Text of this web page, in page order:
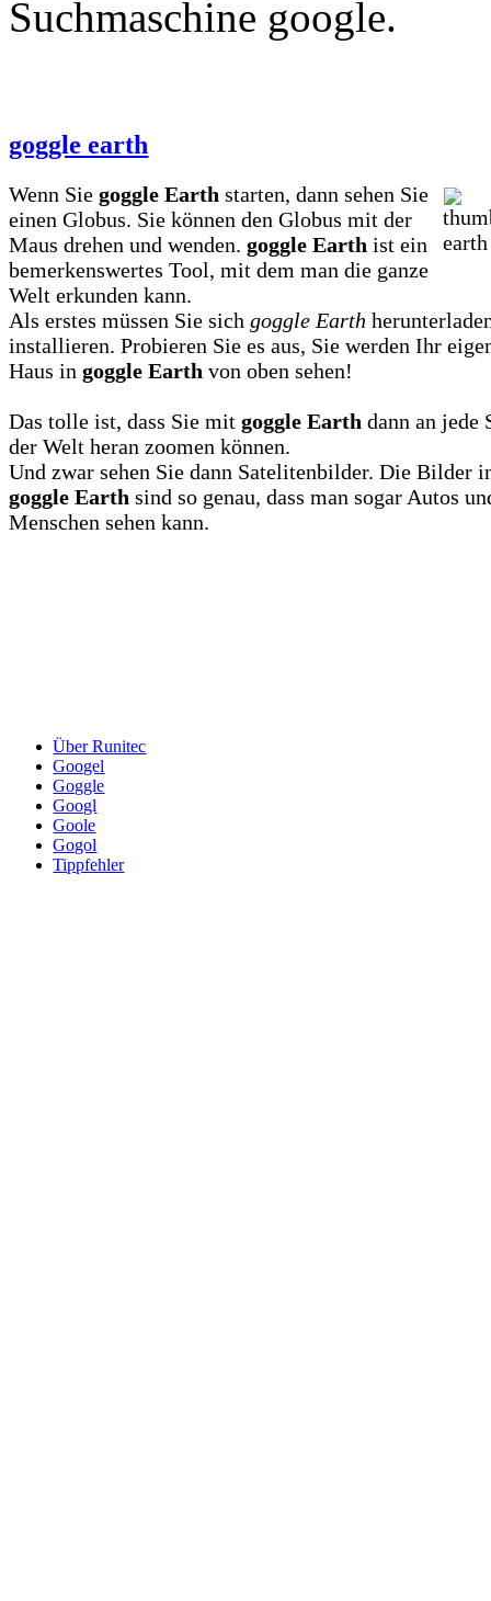
Suchmaschine google.
goggle earth
Wenn Siegoggle Earth starten, dann sehen Sie
einen Globus. Sie können den Globus mit der
Maus drehen und wenden. goggle Earth ist ein
bemerkenswertes Tool, mit dem man die ganze
Welt erkunden kann.
Als erstes müssen Sie sichgoggle Earth
installieren. Probieren Sie es aus, Sie werden Ihr
Haus ingoggle Earth von oben sehen!
Das tolle ist, dass Sie mitgoggle Earth dann an jede
der Welt heran zoomen können.
Und zwar sehen Sie dann Satelitenbilder. Die Bilder
goggle Earth sind so genau, dass man sogar Autos
Menschen sehen kann.
Über Runitec
Googel
Goggle
Googl
Goole
Gogol
Tippfehler